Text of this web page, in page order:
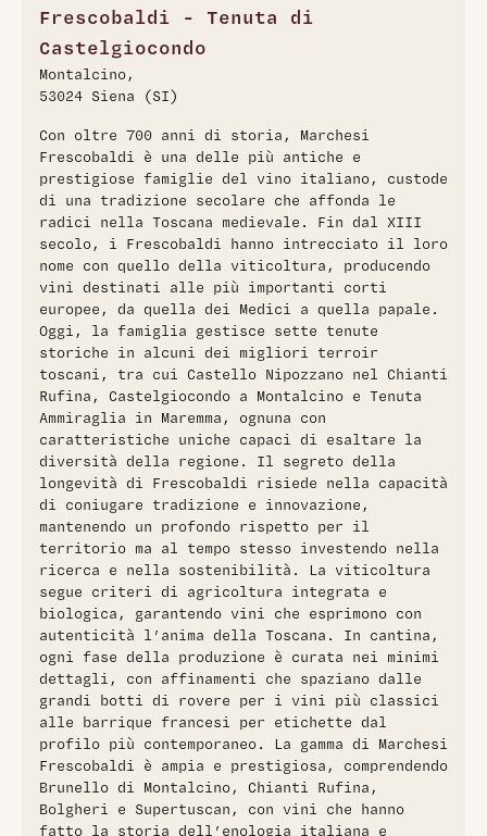
lampone, prugna e fragolina di bosco, accompagnate da
sentori floreali delicati di zagara e piacevoli accenti
balsamici di rosmarino. Il finale olfattivo si arricchisce di
dolci spezie. Al palato si presenta vivido, fresco, morbido
ed equilibrato, con una trama tannica tipica dei migliori
astringenza. Il sorso è armonico e persistente, ideale per
accompagnare piatti di carne in umido e formaggi di media
stagionatura. L'annata 2023 conferma la freschezza e la
tipicità di questo vino, espressione autentica del territorio
della Maremma toscana e della tradizione vitivinicola
Frescobaldi.
Frescobaldi - Tenuta di
Castelgiocondo
Montalcino,
53024 Siena (SI)
Con oltre 700 anni di storia, Marchesi
Frescobaldi è una delle più antiche e
prestigiose famiglie del vino italiano, custode
di una tradizione secolare che affonda le
radici nella Toscana medievale. Fin dal XIII
secolo, i Frescobaldi hanno intrecciato il loro
nome con quello della viticoltura, producendo
vini destinati alle più importanti corti
europee, da quella dei Medici a quella papale.
Oggi, la famiglia gestisce sette tenute
storiche in alcuni dei migliori terroir
toscani, tra cui Castello Nipozzano nel Chianti
Rufina, Castelgiocondo a Montalcino e Tenuta
Ammiraglia in Maremma, ognuna con
caratteristiche uniche capaci di esaltare la
diversità della regione. Il segreto della
longevità di Frescobaldi risiede nella capacità
di coniugare tradizione e innovazione,
mantenendo un profondo rispetto per il
territorio ma al tempo stesso investendo nella
ricerca e nella sostenibilità. La viticoltura
segue criteri di agricoltura integrata e
biologica, garantendo vini che esprimono con
autenticità l’anima della Toscana. In cantina,
ogni fase della produzione è curata nei minimi
dettagli, con affinamenti che spaziano dalle
grandi botti di rovere per i vini più classici
alle barrique francesi per etichette dal
profilo più contemporaneo. La gamma di Marchesi
Frescobaldi è ampia e prestigiosa, comprendendo
Brunello di Montalcino, Chianti Rufina,
Bolgheri e Supertuscan, con vini che hanno
fatto la storia dell’enologia italiana e